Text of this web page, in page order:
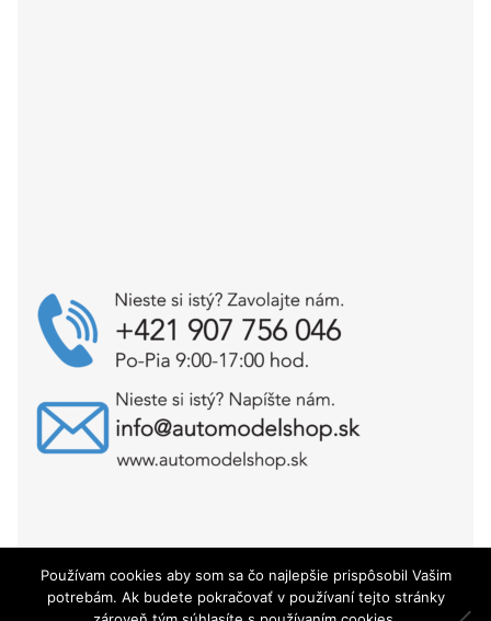
Copyright © AutoModelShop.sk 2025
Používam cookies aby som sa čo najlepšie prispôsobil Vašim
potrebám. Ak budete pokračovať v používaní tejto stránky